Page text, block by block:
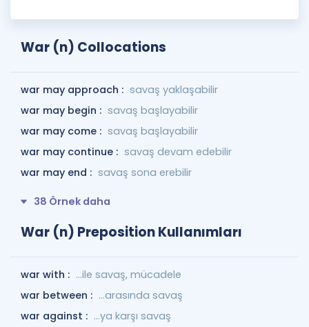
War (n) Collocations
war may approach : savaş yaklaşabilir
war may begin : savaş başlayabilir
war may come : savaş başlayabilir
war may continue : savaş devam edebilir
war may end : savaş sona erebilir
38 Örnek daha
War (n) Preposition Kullanımları
war with : ...ile savaş, mücadele
war between : ...arasında savaş
war against : ...ya karşı savaş